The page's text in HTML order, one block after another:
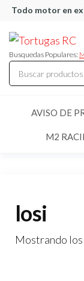
Saltar
contenido
Todo motor en
Busquedas Populares:
AVISO DE
M2
losi
Mostrando